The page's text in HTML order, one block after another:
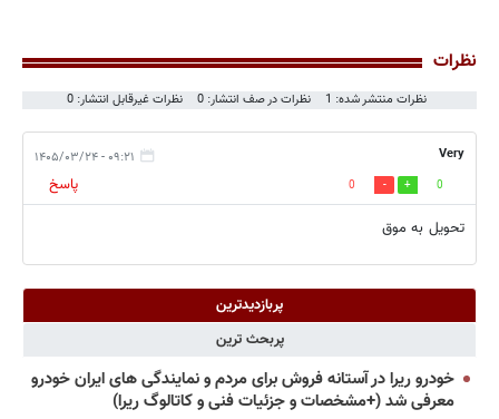
نظرات
نظرات منتشر شده: 1 نظرات در صف انتشار: 0 نظرات غیرقابل انتشار: 0
Very ۰۹:۲۱ - ۱۴۰۵/۰۳/۲۴
0
0
پاسخ
تحویل به موق
پربازدیدترین
پربحث ترین
خودرو ریرا در آستانه فروش برای مردم و نمایندگی های ایران خودرو
معرفی شد (+مشخصات و جزئیات فنی و کاتالوگ ریرا)